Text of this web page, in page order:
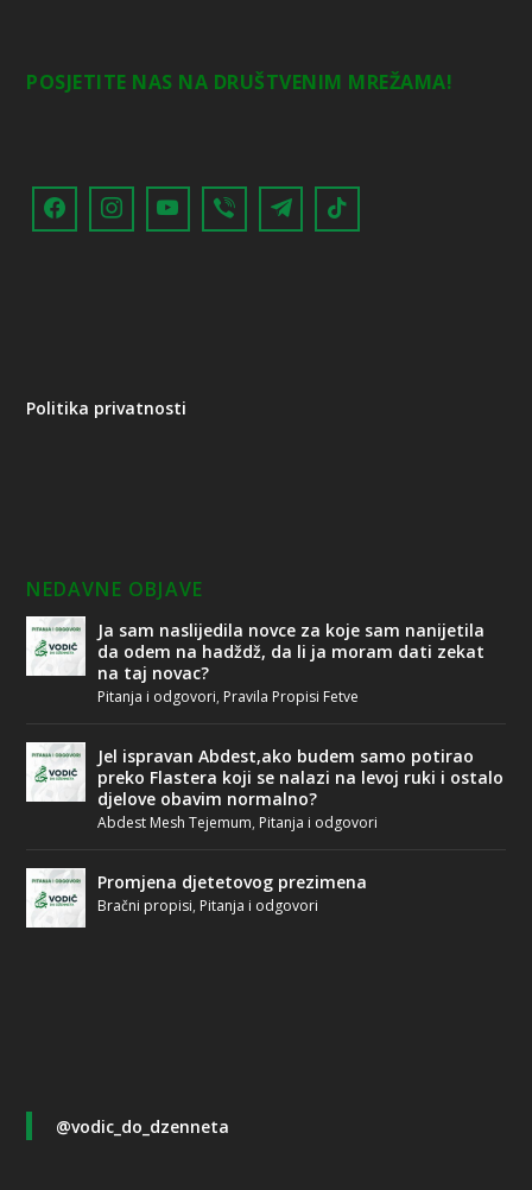
POSJETITE NAS NA DRUŠTVENIM MREŽAMA!
Politika privatnosti
NEDAVNE OBJAVE
Ja sam naslijedila novce za koje sam nanijetila
da odem na hadždž, da li ja moram dati zekat
na taj novac?
Pitanja i odgovori, Pravila Propisi Fetve
Jel ispravan Abdest,ako budem samo potirao
preko Flastera koji se nalazi na levoj ruki i ostalo
djelove obavim normalno?
Abdest Mesh Tejemum, Pitanja i odgovori
Promjena djetetovog prezimena
Bračni propisi, Pitanja i odgovori
@vodic_do_dzenneta